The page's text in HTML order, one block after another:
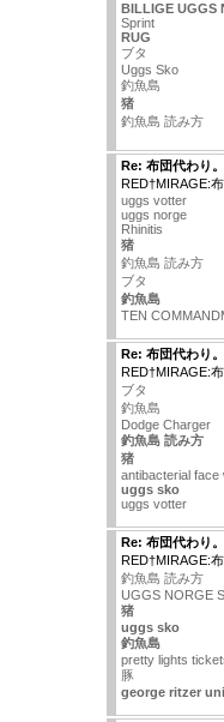
BILLIGE UGGS
Sprint
RUG
ブタ
Uggs Sko
釣魚島
猪
釣魚島 読み方
Re: 布団代わり。
RED†MIRAGE:
uggs votter
uggs norge
Rhinitis
猪
釣魚島 読み方
ブタ
釣魚島
TEN
Re: 布団代わり。
RED†MIRAGE:
ブタ
釣魚島
Dodge Charger
釣魚島 読み方
猪
antibacterial face
uggs sko
uggs votter
Re: 布団代わり。
RED†MIRAGE:
釣魚島 読み方
UGGS NORGE
猪
uggs sko
釣魚島
pretty lights
豚
george ritzer